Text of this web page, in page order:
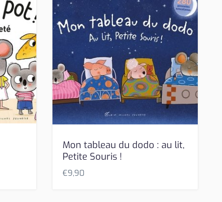
Mon tableau du dodo : au lit,
Petite Souris !
€9,90